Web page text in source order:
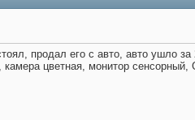
продал его с авто, авто ушло за
цветная, монитор